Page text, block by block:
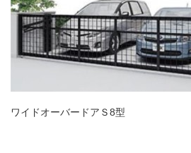
ワイドオーバードアＳ8型